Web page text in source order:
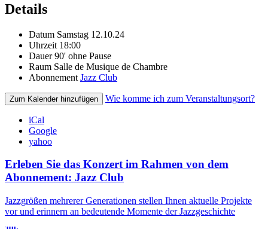
Details
Datum Samstag 12.10.24
Uhrzeit 18:00
Dauer 90' ohne Pause
Raum Salle de Musique de Chambre
Abonnement Jazz Club
Zum Kalender hinzufügen Wie komme ich zum Veranstaltungsort?
iCal
Google
yahoo
Erleben Sie das Konzert im Rahmen von dem
Abonnement: Jazz Club
Jazzgrößen mehrerer Generationen stellen Ihnen aktuelle Projekte
vor und erinnern an bedeutende Momente der Jazzgeschichte